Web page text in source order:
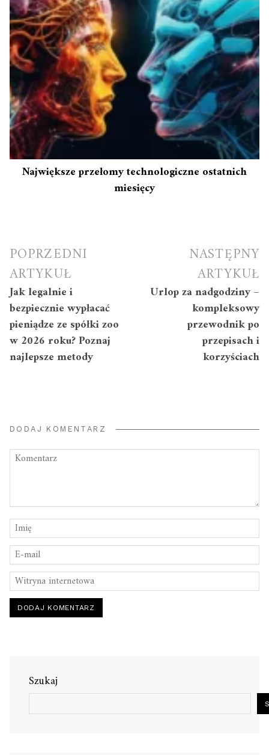
Największe przełomy technologiczne ostatnich
miesięcy
Nawigacja
wpisu
POPRZEDNI
ARTYKUŁ
Jak legalnie i
bezpiecznie wypłacać
pieniądze ze spółki zoo
w 2026 roku? Poznaj
najlepsze metody
NASTĘPNY
ARTYKUŁ
Urlop za nadgodziny –
kompleksowy
przewodnik po
przepisach i
korzyściach
DODAJ KOMENTARZ
Szukaj